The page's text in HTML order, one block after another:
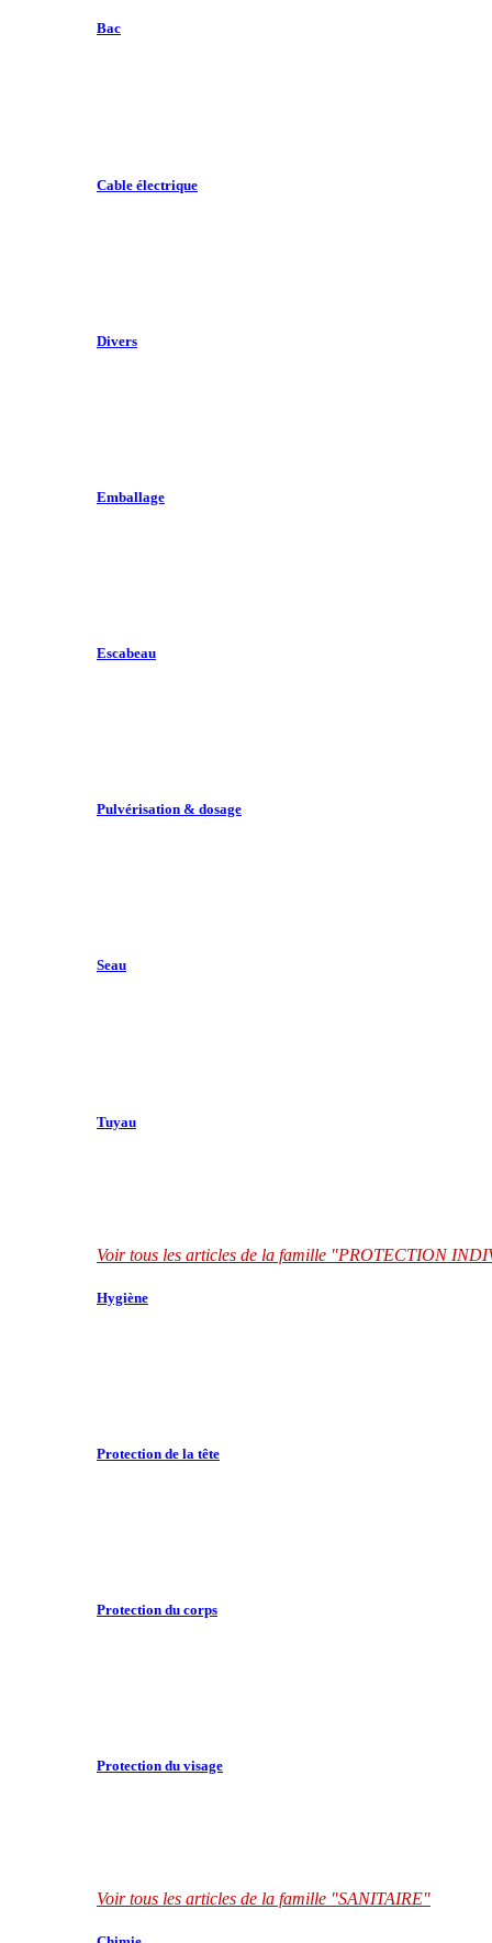
Bac
Cable électrique
Divers
Emballage
Escabeau
Pulvérisation & dosage
Seau
Tuyau
Voir tous les articles de la famille "PROTECTION
Hygiène
Protection de la tête
Protection du corps
Protection du visage
Voir tous les articles de la famille "SANITAIRE"